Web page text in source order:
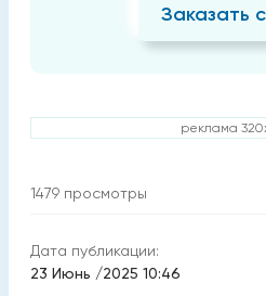
Заказать
реклама
1479 просмотры
Дата публикации:
23 Июнь /2025 10:46